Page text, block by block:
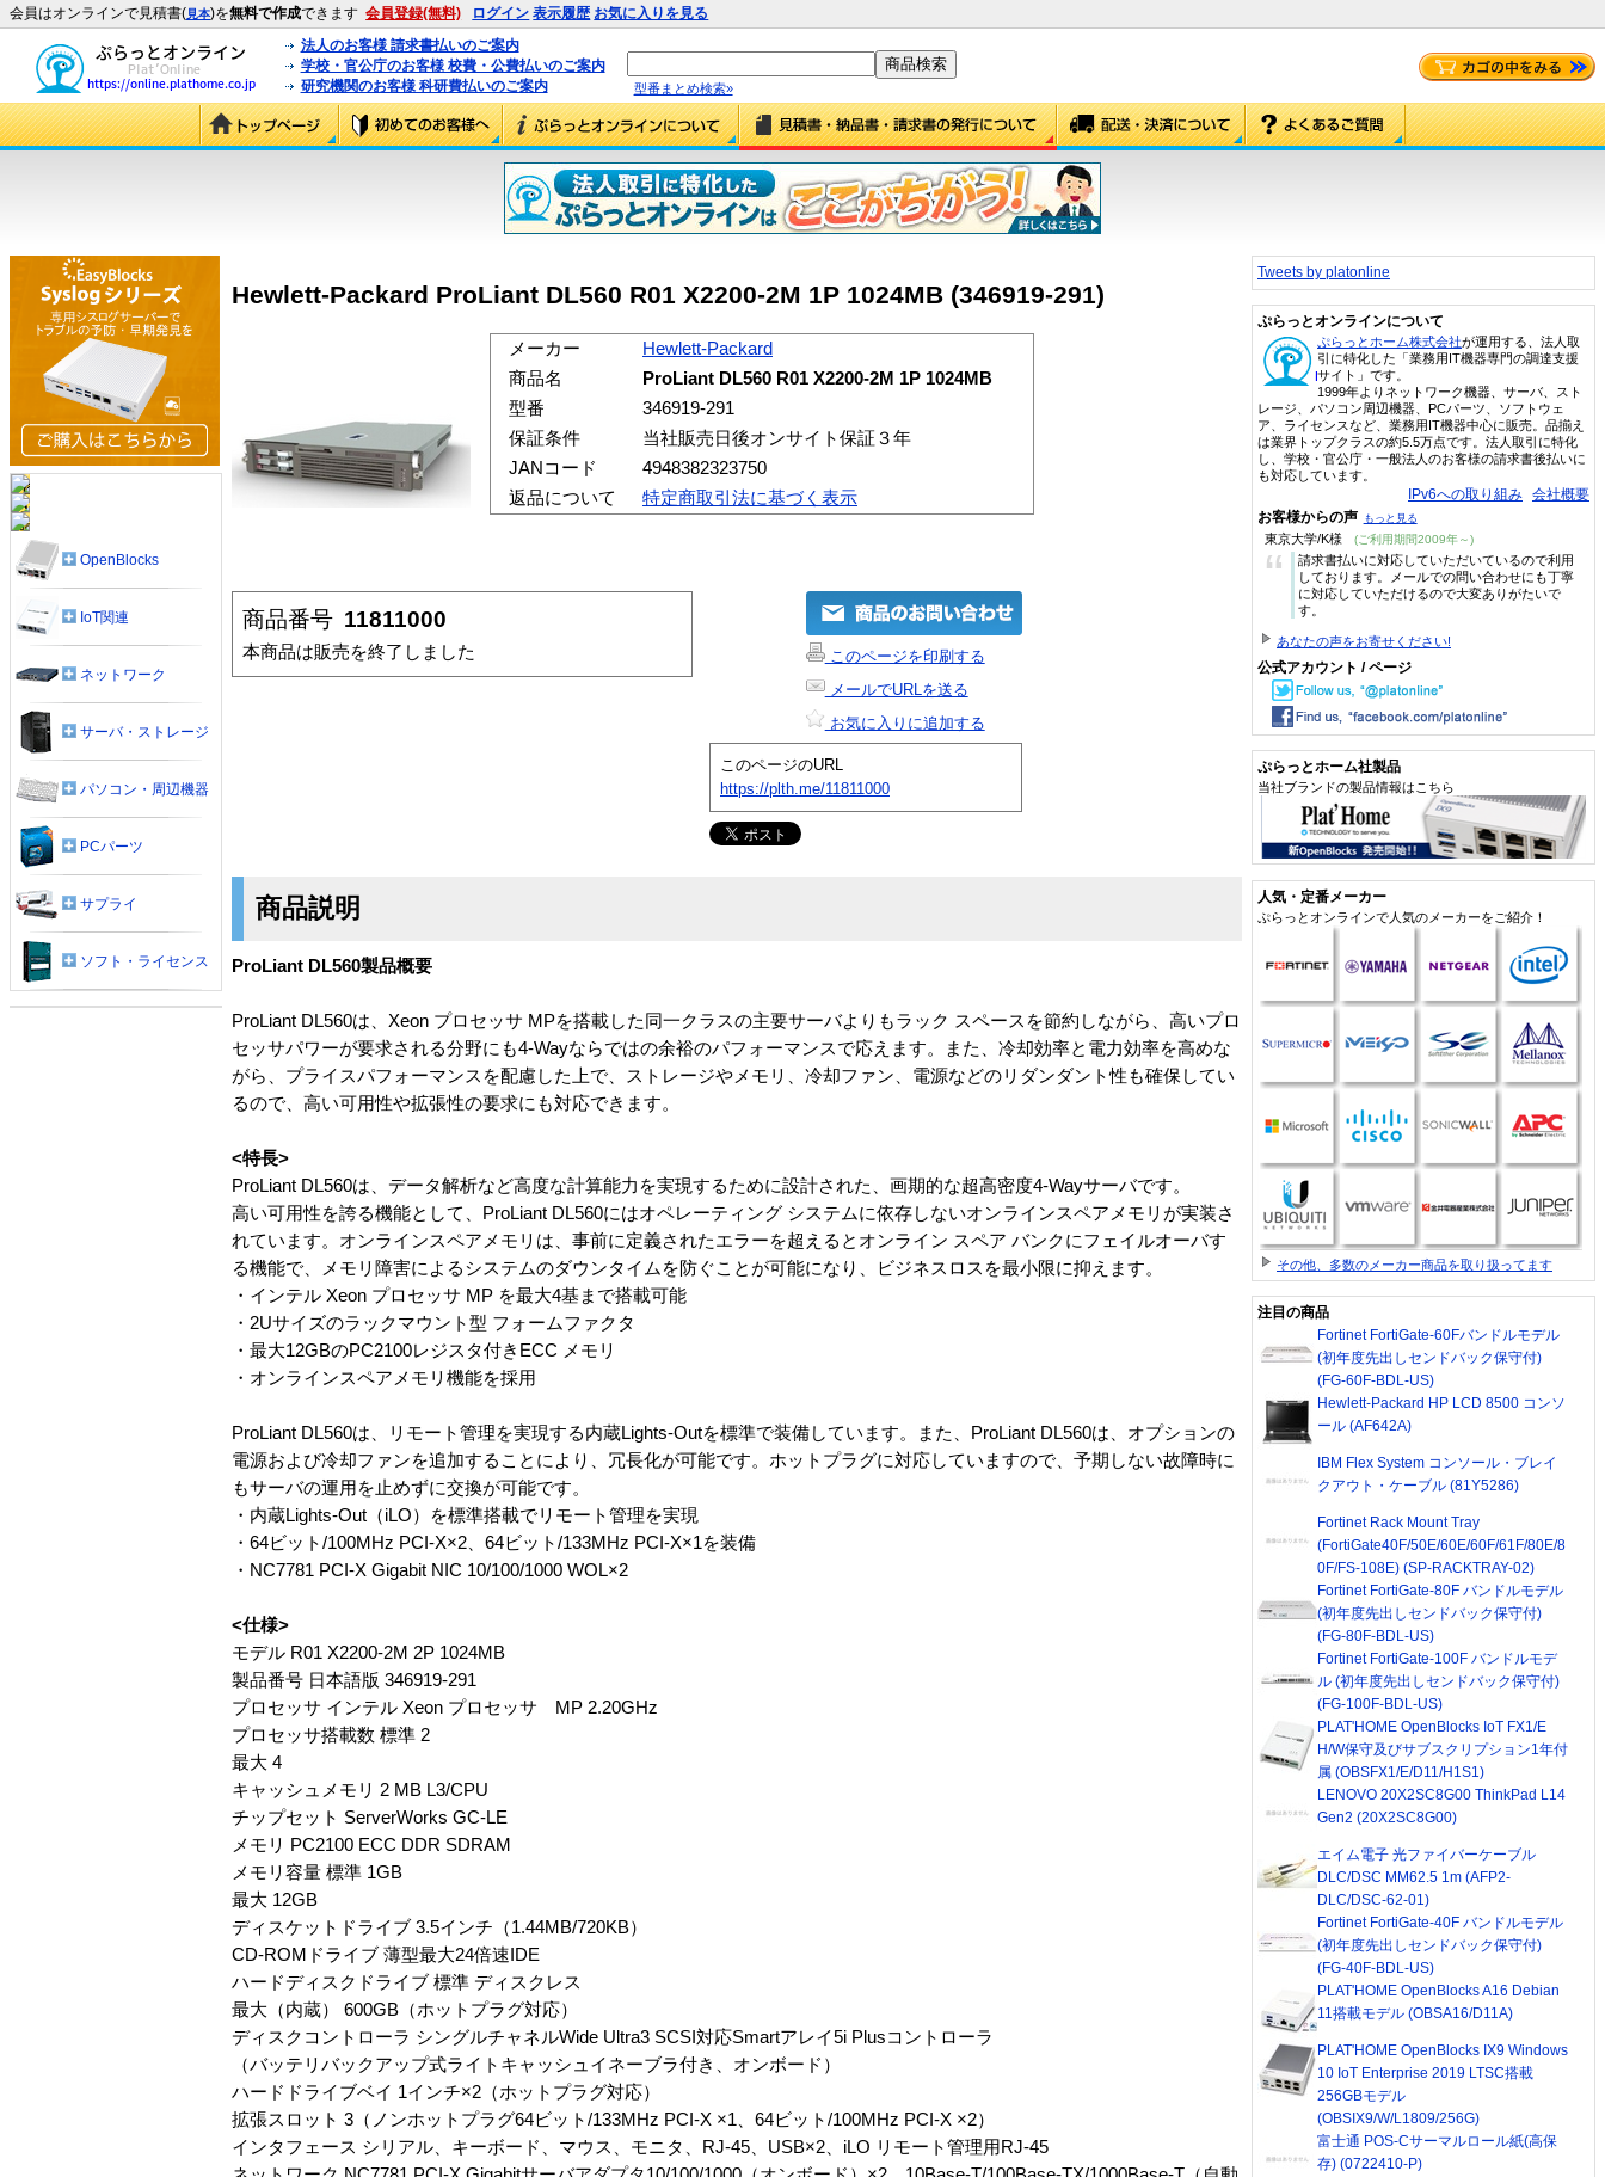
会員はオンラインで見積書(見本)を無料で作成できます 会員登録(無料) ログイン 表示履歴 お気に入りを見る
法人のお客様 請求書払いのご案内
学校・官公庁のお客様 校費・公費払いのご案内
研究機関のお客様 科研費払いのご案内
型番まとめ検索»
Hewlett-Packard ProLiant DL560 R01 X2200-2M 1P 1024MB (346919-291)
メーカー
Hewlett-Packard
商品名
ProLiant DL560 R01 X2200-2M 1P 1024MB
型番
346919-291
保証条件
当社販売日後オンサイト保証３年
JANコード
4948382323750
返品について
特定商取引法に基づく表示
商品番号 11811000
本商品は販売を終了しました
このページを印刷する
メールでURLを送る
お気に入りに追加する
このページのURL
https://plth.me/11811000
商品説明
ProLiant DL560製品概要
ProLiant DL560は、Xeon プロセッサ MPを搭載した同一クラスの主要サーバよりもラック スペースを節約しながら、高いプロ
セッサパワーが要求される分野にも4-Wayならではの余裕のパフォーマンスで応えます。また、冷却効率と電力効率を高めな
がら、プライスパフォーマンスを配慮した上で、ストレージやメモリ、冷却ファン、電源などのリダンダント性も確保してい
るので、高い可用性や拡張性の要求にも対応できます。
<特長>
ProLiant DL560は、データ解析など高度な計算能力を実現するために設計された、画期的な超高密度4-Wayサーバです。
高い可用性を誇る機能として、ProLiant DL560にはオペレーティング システムに依存しないオンラインスペアメモリが実装さ
れています。オンラインスペアメモリは、事前に定義されたエラーを超えるとオンライン スペア バンクにフェイルオーバす
る機能で、メモリ障害によるシステムのダウンタイムを防ぐことが可能になり、ビジネスロスを最小限に抑えます。
・インテル Xeon プロセッサ MP を最大4基まで搭載可能
・2Uサイズのラックマウント型 フォームファクタ
・最大12GBのPC2100レジスタ付きECC メモリ
・オンラインスペアメモリ機能を採用
ProLiant DL560は、リモート管理を実現する内蔵Lights-Outを標準で装備しています。また、ProLiant DL560は、オプションの
電源および冷却ファンを追加することにより、冗長化が可能です。ホットプラグに対応していますので、予期しない故障時に
もサーバの運用を止めずに交換が可能です。
・内蔵Lights-Out（iLO）を標準搭載でリモート管理を実現
・64ビット/100MHz PCI-X×2、64ビット/133MHz PCI-X×1を装備
・NC7781 PCI-X Gigabit NIC 10/100/1000 WOL×2
<仕様>
モデル R01 X2200-2M 2P 1024MB
製品番号 日本語版 346919-291
プロセッサ インテル Xeon プロセッサ MP 2.20GHz
プロセッサ搭載数 標準 2
最大 4
キャッシュメモリ 2 MB L3/CPU
チップセット ServerWorks GC-LE
メモリ PC2100 ECC DDR SDRAM
メモリ容量 標準 1GB
最大 12GB
ディスケットドライブ 3.5インチ（1.44MB/720KB）
CD-ROMドライブ 薄型最大24倍速IDE
ハードディスクドライブ 標準 ディスクレス
最大（内蔵） 600GB（ホットプラグ対応）
ディスクコントローラ シングルチャネルWide Ultra3 SCSI対応Smartアレイ5i Plusコントローラ
（バッテリバックアップ式ライトキャッシュイネーブラ付き、オンボード）
ハードドライブベイ 1インチ×2（ホットプラグ対応）
拡張スロット 3（ノンホットプラグ64ビット/133MHz PCI-X ×1、64ビット/100MHz PCI-X ×2）
インタフェース シリアル、キーボード、マウス、モニタ、RJ-45、USB×2、iLO リモート管理用RJ-45
OpenBlocks
IoT関連
ネットワーク
サーバ・ストレージ
パソコン・周辺機器
PCパーツ
サプライ
ソフト・ライセンス
Tweets by platonline
ぷらっとオンラインについて
ぷらっとホーム株式会社が運用する、法人取
引に特化した「業務用IT機器専門の調達支援
サイト」です。
1999年よりネットワーク機器、サーバ、スト
レージ、パソコン周辺機器、PCパーツ、ソフトウェ
ア、ライセンスなど、業務用IT機器中心に販売。品揃え
は業界トップクラスの約5.5万点です。法人取引に特化
し、学校・官公庁・一般法人のお客様の請求書後払いに
も対応しています。
IPv6への取り組み 会社概要
お客様からの声 もっと見る
東京大学/K様 (ご利用期間2009年～)
“
請求書払いに対応していただいているので利用
しております。メールでの問い合わせにも丁寧
に対応していただけるので大変ありがたいで
す。
あなたの声をお寄せください!
公式アカウント / ページ
ぷらっとホーム社製品
当社ブランドの製品情報はこちら
人気・定番メーカー
ぷらっとオンラインで人気のメーカーをご紹介！
その他、多数のメーカー商品を取り扱ってます
注目の商品
Fortinet FortiGate-60Fバンドルモデル
(初年度先出しセンドバック保守付)
(FG-60F-BDL-US)
Hewlett-Packard HP LCD 8500 コンソ
ール (AF642A)
IBM Flex System コンソール・ブレイ
クアウト・ケーブル (81Y5286)
Fortinet Rack Mount Tray
(FortiGate40F/50E/60E/60F/61F/80E/8
0F/FS-108E) (SP-RACKTRAY-02)
Fortinet FortiGate-80F バンドルモデル
(初年度先出しセンドバック保守付)
(FG-80F-BDL-US)
Fortinet FortiGate-100F バンドルモデ
ル (初年度先出しセンドバック保守付)
(FG-100F-BDL-US)
PLAT'HOME OpenBlocks IoT FX1/E
H/W保守及びサブスクリプション1年付
属 (OBSFX1/E/D11/H1S1)
LENOVO 20X2SC8G00 ThinkPad L14
Gen2 (20X2SC8G00)
エイム電子 光ファイバーケーブル
DLC/DSC MM62.5 1m (AFP2-
DLC/DSC-62-01)
Fortinet FortiGate-40F バンドルモデル
(初年度先出しセンドバック保守付)
(FG-40F-BDL-US)
PLAT'HOME OpenBlocks A16 Debian
11搭載モデル (OBSA16/D11A)
PLAT'HOME OpenBlocks IX9 Windows
10 IoT Enterprise 2019 LTSC搭載
256GBモデル
(OBSIX9/W/L1809/256G)
富士通 POS-Cサーマルロール紙(高保
存) (0722410-P)